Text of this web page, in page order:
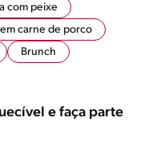
com peixe
carne de porco
Brunch
e faça parte